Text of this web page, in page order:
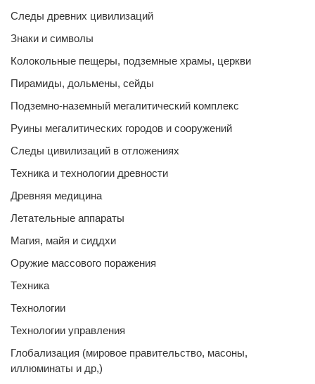
Следы древних цивилизаций
Знаки и символы
Колокольные пещеры, подземные храмы, церкви
Пирамиды, дольмены, сейды
Подземно-наземный мегалитический комплекс
Руины мегалитических городов и сооружений
Следы цивилизаций в отложениях
Техника и технологии древности
Древняя медицина
Летательные аппараты
Магия, майя и сиддхи
Оружие массового поражения
Техника
Технологии
Технологии управления
Глобализация (мировое правительство, масоны,
иллюминаты и др,)